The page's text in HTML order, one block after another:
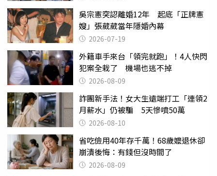
吳宗憲突認離婚12年 起底「正牌憲
嫂」張葳葳當年隱婚內幕
2026-07-19
外籍車手來台「領完就跑」！4人快閃
犯案全栽了 機場也逃不掉
2026-08-09
詐團新手法！女大生遠端打工「連領2
月薪水」仍被騙 5天慘噴50萬
2026-08-10
省吃儉用40年存千萬！68歲嬤退休卻
崩潰後悔：有錢但沒時間了
2026-08-09